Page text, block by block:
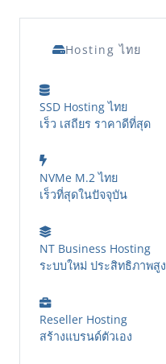
Hosting ไทย
SSD Hosting ไทย
เร็ว เสถียร ราคาดีที่สุด
NVMe M.2 ไทย
เร็วที่สุดในปัจจุบัน
NT Business Hosting
ระบบใหม่ ประสิทธิภาพสูง
Reseller Hosting
สร้างแบรนด์ตัวเอง